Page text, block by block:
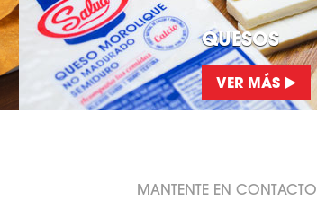
QUESOS
VER MÁS
MANTENTE EN CONTACTO